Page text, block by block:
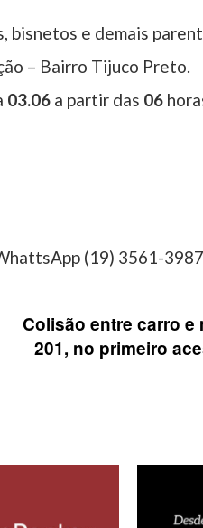
bisnetos e demais
– Bairro Tijuco Preto.
03.06 a partir das 06
(19) 3561-3987
Colisão entre carro e
201, no primeiro